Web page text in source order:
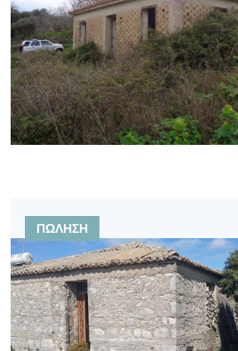
ΠΩΛΗΣΗ